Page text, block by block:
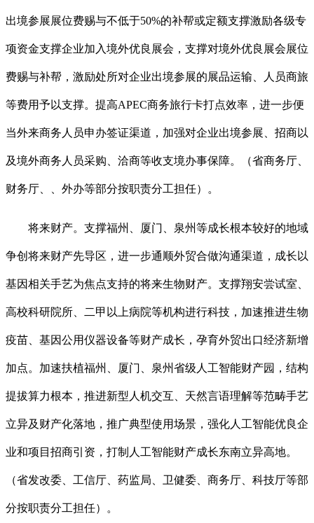
出境参展展位费赐与不低于50%的补帮或定额支撑激励各级专
项资金支撑企业加入境外优良展会，支撑对境外优良展会展位
费赐与补帮，激励处所对企业出境参展的展品运输、人员商旅
等费用予以支撑。提高APEC商务旅行卡打点效率，进一步便
当外来商务人员申办签证渠道，加强对企业出境参展、招商以
及境外商务人员采购、洽商等收支境办事保障。（省商务厅、
财务厅、、外办等部分按职责分工担任）。
将来财产。支撑福州、厦门、泉州等成长根本较好的地域
争创将来财产先导区，进一步通顺外贸合做沟通渠道，成长以
基因相关手艺为焦点支持的将来生物财产。支撑翔安尝试室、
高校科研院所、二甲以上病院等机构进行科技，加速推进生物
疫苗、基因公用仪器设备等财产成长，孕育外贸出口经济新增
加点。加速扶植福州、厦门、泉州省级人工智能财产园，结构
提拔算力根本，推进新型人机交互、天然言语理解等范畴手艺
立异及财产化落地，推广典型使用场景，强化人工智能优良企
业和项目招商引资，打制人工智能财产成长东南立异高地。
（省发改委、工信厅、药监局、卫健委、商务厅、科技厅等部
分按职责分工担任）。